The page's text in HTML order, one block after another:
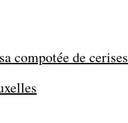
compotée de cerises